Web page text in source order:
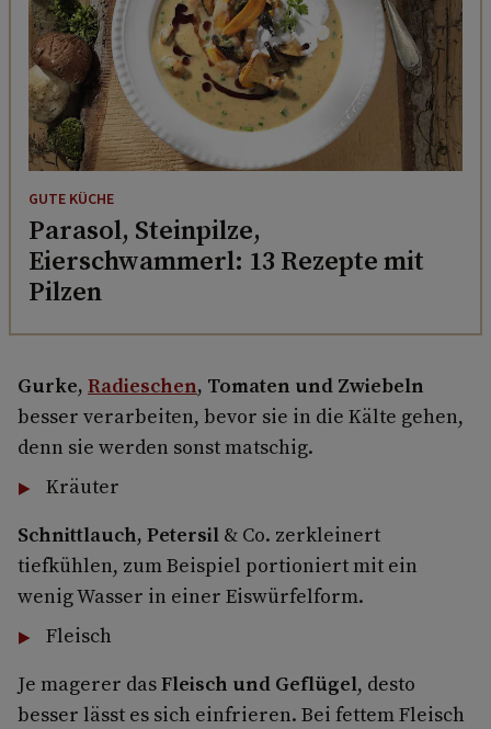
GUTE KÜCHE
Parasol, Steinpilze,
Eierschwammerl: 13 Rezepte mit
Pilzen
Gurke, Radieschen, Tomaten und Zwiebeln
besser verarbeiten, bevor sie in die Kälte gehen,
denn sie werden sonst matschig.
Kräuter
Schnittlauch, Petersil & Co. zerkleinert
tiefkühlen, zum Beispiel portioniert mit ein
wenig Wasser in einer Eiswürfelform.
Fleisch
Je magerer dasFleisch und Geflügel, desto
besser lässt es sich einfrieren. Bei fettem Fleisch